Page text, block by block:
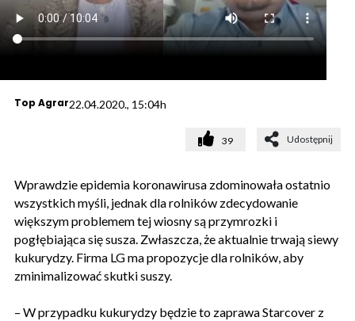
Top Agrar22.04.2020., 15:04h
39 Udostępnij
Wprawdzie epidemia koronawirusa zdominowała ostatnio
wszystkich myśli, jednak dla rolników zdecydowanie
większym problemem tej wiosny są przymrozki i
pogłębiająca się susza. Zwłaszcza, że aktualnie trwają siewy
kukurydzy. Firma LG ma propozycje dla rolników, aby
zminimalizować skutki suszy.
– W przypadku kukurydzy będzie to zaprawa Starcover z